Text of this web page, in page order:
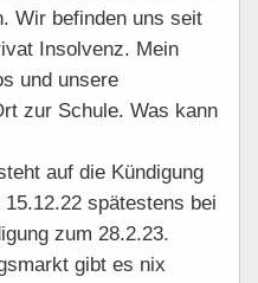
Wir befinden uns seit
Insolvenz. Mein
und unsere
zur Schule. Was kann
auf die Kündigung
spätestens bei
zum 28.2.23.
gibt es nix